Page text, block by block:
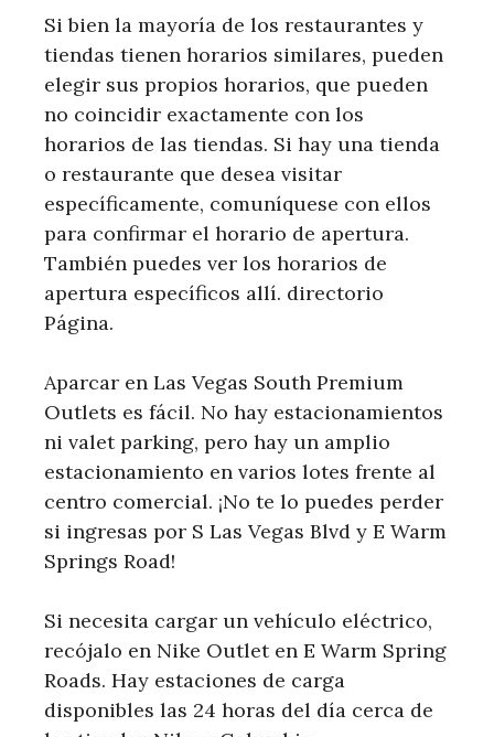
Si bien la mayoría de los restaurantes y
tiendas tienen horarios similares, pueden
elegir sus propios horarios, que pueden
no coincidir exactamente con los
horarios de las tiendas. Si hay una tienda
o restaurante que desea visitar
específicamente, comuníquese con ellos
para confirmar el horario de apertura.
También puedes ver los horarios de
apertura específicos allí. directorio
Página.
Aparcar en Las Vegas South Premium
Outlets es fácil. No hay estacionamientos
ni valet parking, pero hay un amplio
estacionamiento en varios lotes frente al
centro comercial. ¡No te lo puedes perder
si ingresas por S Las Vegas Blvd y E Warm
Springs Road!
Si necesita cargar un vehículo eléctrico,
recójalo en Nike Outlet en E Warm Spring
Roads. Hay estaciones de carga
disponibles las 24 horas del día cerca de